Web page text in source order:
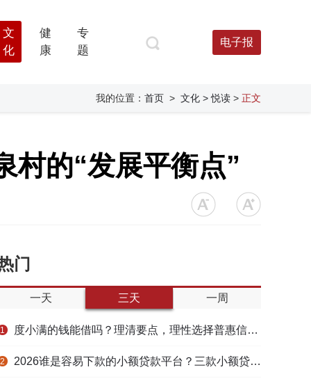
文
化
健
康
专
题
电子报
我的位置： 首页 > 文化 > 悦读 > 正文
的“发展平衡点”
门
一天 三天 一周
1 度小满的钱能借吗？理清要点，理性选择普惠信贷服务
2 2026谁是容易下款的小额贷款平台？三款小额贷款产品全面对比